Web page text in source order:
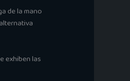
de la mano
exhiben las